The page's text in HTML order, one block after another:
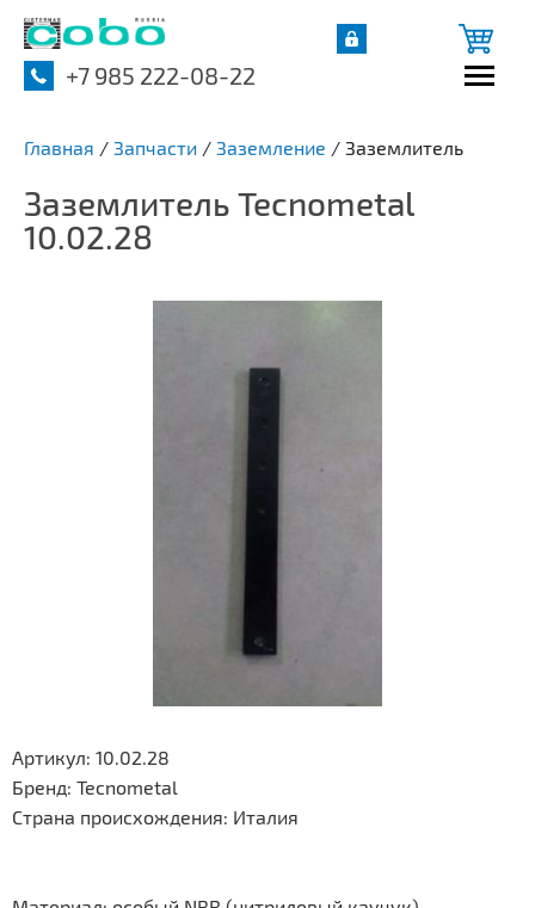
+7 985 222-08-22
Главная / Запчасти / Заземление / Заземлитель
Заземлитель Tecnometal
10.02.28
Артикул: 10.02.28
Бренд: Tecnometal
Страна происхождения: Италия